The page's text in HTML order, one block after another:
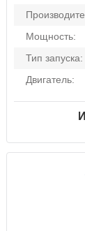
Мощность:
Тип запуска:
Двигатель: